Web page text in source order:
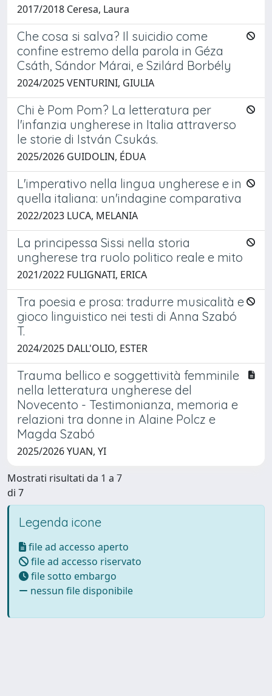
2017/2018 Ceresa, Laura
Che cosa si salva? Il suicidio come
confine estremo della parola in Géza
Csáth, Sándor Márai, e Szilárd Borbély
2024/2025 VENTURINI, GIULIA
Chi è Pom Pom? La letteratura per
l'infanzia ungherese in Italia attraverso
le storie di István Csukás.
2025/2026 GUIDOLIN, ÉDUA
L'imperativo nella lingua ungherese e in
quella italiana: un'indagine comparativa
2022/2023 LUCA, MELANIA
La principessa Sissi nella storia
ungherese tra ruolo politico reale e mito
2021/2022 FULIGNATI, ERICA
Tra poesia e prosa: tradurre musicalità e
gioco linguistico nei testi di Anna Szabó
T.
2024/2025 DALL'OLIO, ESTER
Trauma bellico e soggettività femminile
nella letteratura ungherese del
Novecento - Testimonianza, memoria e
relazioni tra donne in Alaine Polcz e
Magda Szabó
2025/2026 YUAN, YI
Mostrati risultati da 1 a 7
di 7
Legenda icone
file ad accesso aperto
file ad accesso riservato
file sotto embargo
nessun file disponibile